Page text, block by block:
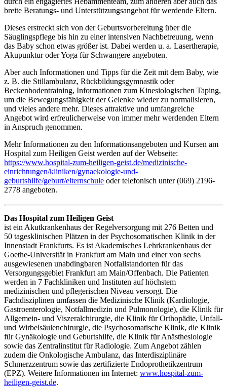
breite Beratungs- und Unterstützungsangebot für werdende Eltern.
Dieses erstreckt sich von der Geburtsvorbereitung über die
Säuglingspflege bis hin zu einer intensiven Nachbetreuung, wenn
das Baby schon etwas größer ist. Dabei werden u. a. Lasertherapie,
Akupunktur oder Yoga für Schwangere angeboten.
Aber auch Informationen und Tipps für die Zeit mit dem Baby, wie
z. B. die Stillambulanz, Rückbildungsgymnastik oder
Beckenbodentraining, Informationen zum Kinesiologischen Taping,
um die Bewegungsfähigkeit der Gelenke wieder zu normalisieren,
und vieles andere mehr. Dieses attraktive und umfangreiche
Angebot wird erfreulicherweise von immer mehr werdenden Eltern
in Anspruch genommen.
Mehr Informationen zu den Informationsangeboten und Kursen am
Hospital zum Heiligen Geist werden auf der Webseite:
https://www.hospital-zum-heiligen-geist.de/medizinische-
einrichtungen/kliniken/gynaekologie-und-
geburtshilfe/geburt/elternschule oder telefonisch unter (069) 2196-
2778 angeboten.
Das Hospital zum Heiligen Geist
ist ein Akutkrankenhaus der Regelversorgung mit 276 Betten und
50 tagesklinischen Plätzen in der Psychosomatischen Klinik in der
Innenstadt Frankfurts. Es ist Akademisches Lehrkrankenhaus der
Goethe-Universität in Frankfurt am Main und einer von sechs
ausgewiesenen unabdingbaren Notfallstandorten für das
Versorgungsgebiet Frankfurt am Main/Offenbach. Die Patienten
werden in 7 Fachkliniken und Instituten auf höchstem
medizinischen und pflegerischen Niveau versorgt. Die
Fachdisziplinen umfassen die Medizinische Klinik (Kardiologie,
Gastroenterologie, Notfallmedizin und Pulmonologie), die Klinik für
Allgemein- und Viszeralchirurgie, die Klinik für Orthopädie, Unfall-
und Wirbelsäulenchirurgie, die Psychosomatische Klinik, die Klinik
für Gynäkologie und Geburtshilfe, die Klinik für Anästhesiologie
sowie das Zentralinstitut für Radiologie. Zum Angebot zählen
zudem die Onkologische Ambulanz, das Interdisziplinäre
Schmerzzentrum sowie das zertifizierte Endoprothetikzentrum
(EPZ). Weitere Informationen im Internet: www.hospital-zum-
heiligen-geist.de.